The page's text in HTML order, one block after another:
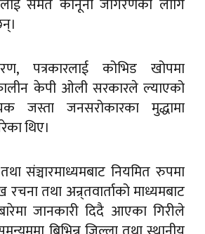
समेत कानूनी जागरणको लागि
पत्रकारलाई कोभिड खोपमा
केपी ओली सरकारले ल्याएको
जस्ता जनसरोकारका मुद्धामा
थिए।
तथा संञ्चारमाध्यमबाट नियमित रुपमा
तथा अन्र्तवार्ताको माध्यमबाट
जानकारी दिदै आएका गिरीले